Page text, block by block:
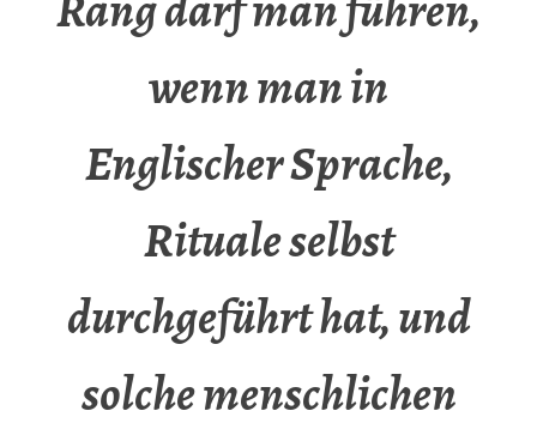
wenn man in
Englischer Sprache,
Rituale selbst
durchgeführt hat, und
solche menschlichen